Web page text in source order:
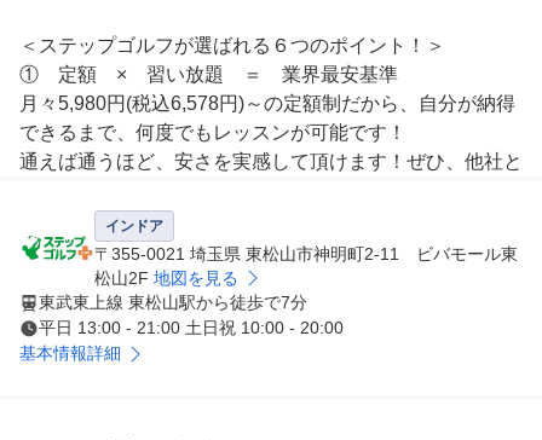
＜ステップゴルフが選ばれる６つのポイント！＞
①	定額　×　習い放題　＝　業界最安基準
月々5,980円(税込6,578円)～の定額制だから、自分が納得
できるまで、何度でもレッスンが可能です！
通えば通うほど、安さを実感して頂けます！ぜひ、他社と
②女性・初心者大歓迎
会員さまのおよそ半数は未経験からのスタートですが、3
ヶ月でコースデビューを可能とする「初心者専用カリキュ
ラム」をご用意。
まずは、コースデビューを目指しましょう！
インドア
〒355-0021 埼玉県 東松山市神明町2-11 ビバモール東
松山2F 地図を見る
東武東上線 東松山駅から徒歩で7分
平日 13:00 - 21:00 土日祝 10:00 - 20:00
基本情報詳細